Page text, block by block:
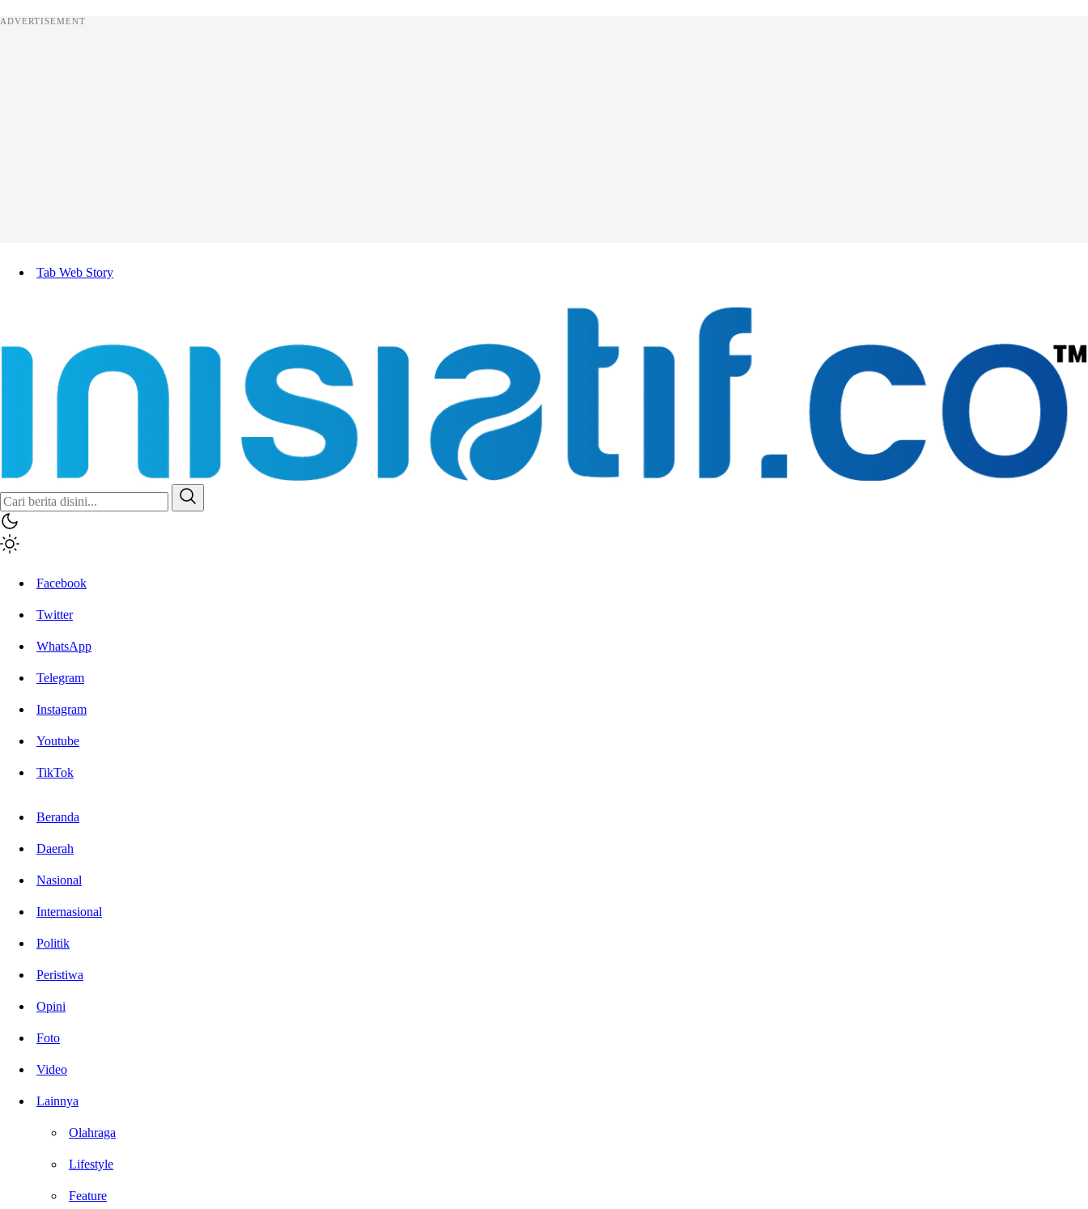
ADVERTISEMENT
Tab Web Story
Inisiatif.co
Stay Connected Stay Informed
Facebook
Twitter
WhatsApp
Telegram
Instagram
Youtube
TikTok
Beranda
Daerah
Nasional
Internasional
Politik
Peristiwa
Opini
Foto
Video
Lainnya
Olahraga
Lifestyle
Feature